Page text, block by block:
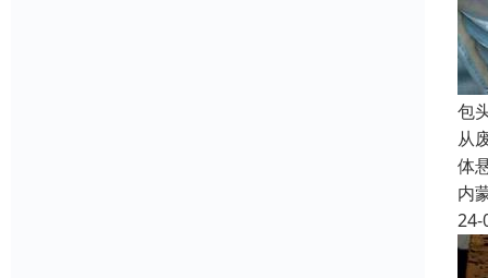
包
从
体
内
24-